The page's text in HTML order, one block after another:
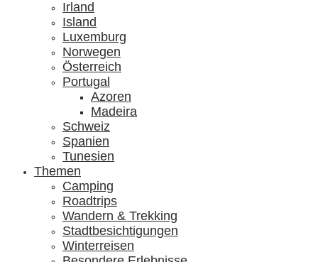
Irland
Island
Luxemburg
Norwegen
Österreich
Portugal
Azoren
Madeira
Schweiz
Spanien
Tunesien
Themen
Camping
Roadtrips
Wandern & Trekking
Stadtbesichtigungen
Winterreisen